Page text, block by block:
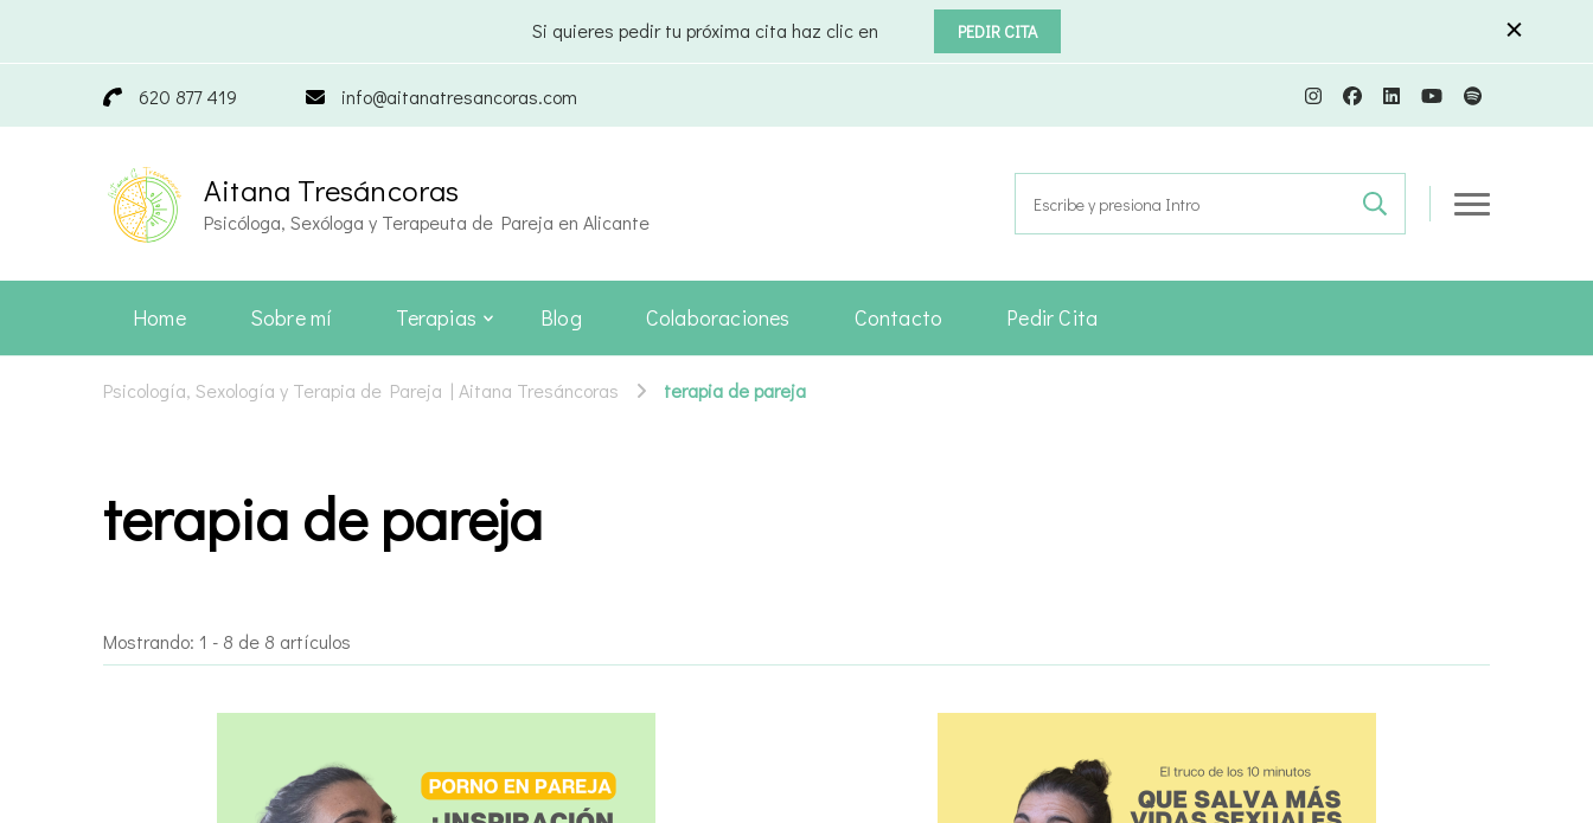
Si quieres pedir tu próxima cita haz clic en PEDIR CITA
620 877 419 info@aitanatresancoras.com
Aitana Tresáncoras
Psicóloga, Sexóloga y Terapeuta de Pareja en Alicante
Buscar:
Home Sobre mí Terapias Blog Colaboraciones Contacto Pedir Cita
Psicología, Sexología y Terapia de Pareja | Aitana Tresáncoras terapia de pareja
terapia de pareja
Mostrando: 1 - 8 de 8 artículos